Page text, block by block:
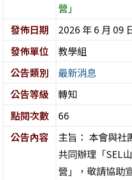
營」
發佈日期
2026 年 6 月 09
發佈單位
教學組
公告類別
最新消息
公告等級
轉知
點閱次數
66
公告內容
主旨： 本會與社
共同辦理「SEL
營」，敬請協助